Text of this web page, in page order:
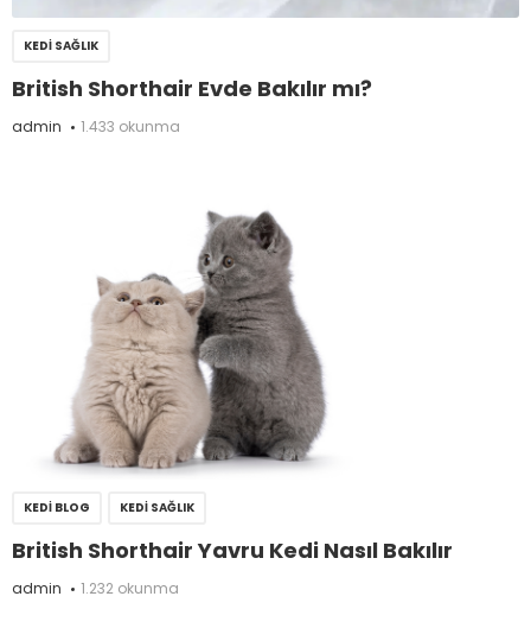
KEDI SAĞLIK
British Shorthair Evde Bakılır mı?
admin 1.433 okunma
KEDI BLOG KEDI SAĞLIK
British Shorthair Yavru Kedi Nasıl Bakılır
admin 1.232 okunma